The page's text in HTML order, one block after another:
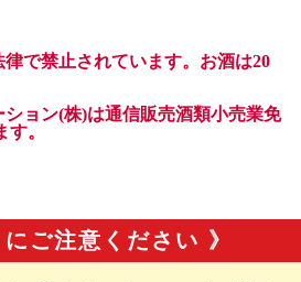
にご注意ください 》